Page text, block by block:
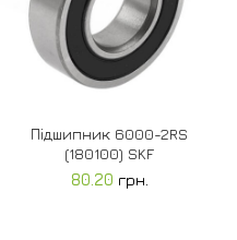
Підшипник 6000-2RS
(180100) SKF
80.20 грн.